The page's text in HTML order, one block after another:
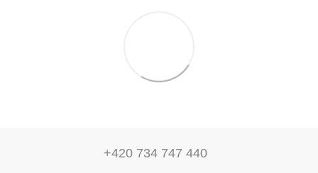
+420 734 747 440